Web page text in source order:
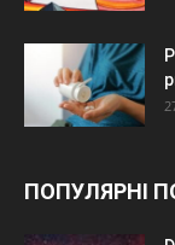
ПОПУЛЯРНІ